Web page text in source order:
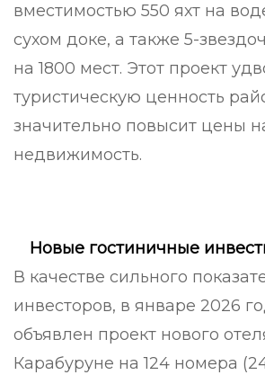
вместимостью 550 яхт на
сухом доке, а также 5-
на 1800 мест. Этот проект
туристическую ценность
значительно повысит цены
недвижимость.
Новые гостиничные
В качестве сильного
инвесторов, в январе 2026
объявлен проект нового
Карабуруне на 124 номера